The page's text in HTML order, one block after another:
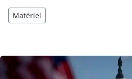
Matériel